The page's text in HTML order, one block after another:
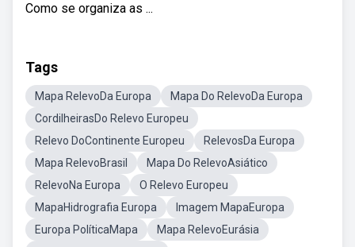
Como se organiza as ...
Tags
Mapa RelevoDa Europa
Mapa Do RelevoDa Europa
CordilheirasDo Relevo Europeu
Relevo DoContinente Europeu
RelevosDa Europa
Mapa RelevoBrasil
Mapa Do RelevoAsiático
RelevoNa Europa
O Relevo Europeu
MapaHidrografia Europa
Imagem MapaEuropa
Europa PolíticaMapa
Mapa RelevoEurásia